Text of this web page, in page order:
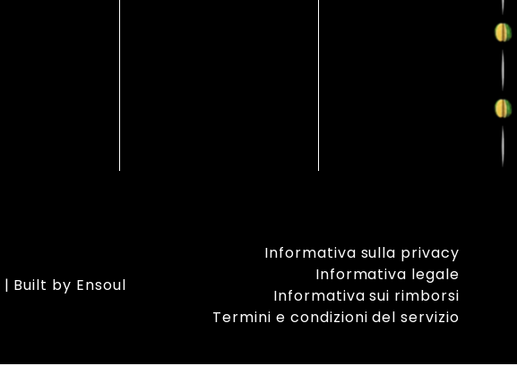
| Built by Ensoul
Informativa sulla privacy
Informativa legale
Informativa sui rimborsi
Termini e condizioni del servizio